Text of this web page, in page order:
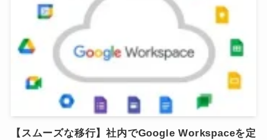
【スムーズな移行】社内でGoogle Workspaceを定